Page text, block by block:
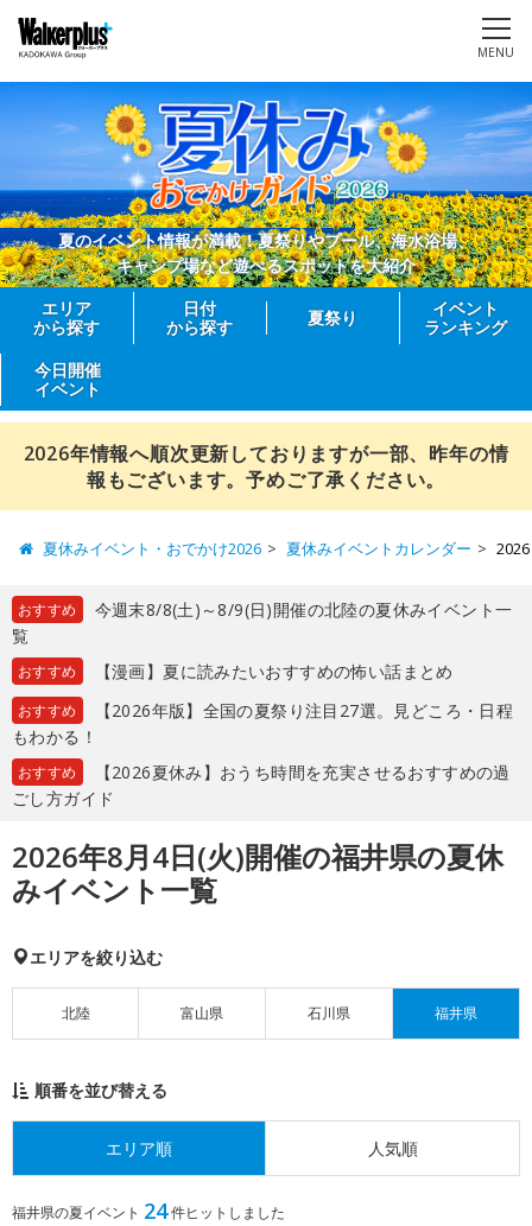
MENU
夏のイベント情報が満載！夏祭りやプール、海水浴場、
キャンプ場など遊べるスポットを大紹介
エリア
から探す
日付
から探す
夏祭り
イベント
ランキング
今日開催
イベント
2026年情報へ順次更新しておりますが一部、昨年の情
報もございます。予めご了承ください。
夏休みイベント・おでかけ2026 夏休みイベントカレンダー
おすすめ
今週末8/8(土)～8/9(日)開催の北陸の夏休みイベント一
覧
おすすめ 【漫画】夏に読みたいおすすめの怖い話まとめ
おすすめ
【2026年版】全国の夏祭り注目27選。見どころ・日程
もわかる！
おすすめ
【2026夏休み】おうち時間を充実させるおすすめの過
ごし方ガイド
2026年8月4日(火)開催の福井県の夏休
みイベント一覧
エリアを絞り込む
北陸 富山県 石川県 福井県
順番を並び替える
エリア順 人気順
福井県の夏イベント 24件ヒットしました